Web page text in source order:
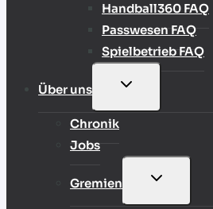
Handball360 FAQ
Passwesen FAQ
Spielbetrieb FAQ
Über uns
UNTERMENÜ
Chronik
Jobs
Gremien
UNTERMENÜ